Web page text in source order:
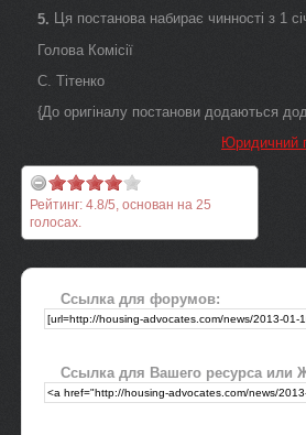
5. Ця постанова набирає чинності з 1
Голова Комісії
С. Тітенко
{До оригіналу постанови додаються
Юридичний
Рейтинг: 4.8/5, основан на 25
голосах.
Ссылка для форумов:
Ссылка для Вашего ресурса или